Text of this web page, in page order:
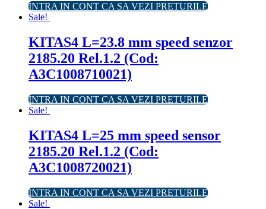
INTRA IN CONT CA SA VEZI PRETURILE
Sale!
KITAS4 L=23.8 mm speed senzor
2185.20 Rel.1.2 (Cod:
A3C1008710021)
INTRA IN CONT CA SA VEZI PRETURILE
Sale!
KITAS4 L=25 mm speed sensor
2185.20 Rel.1.2 (Cod:
A3C1008720021)
INTRA IN CONT CA SA VEZI PRETURILE
Sale!